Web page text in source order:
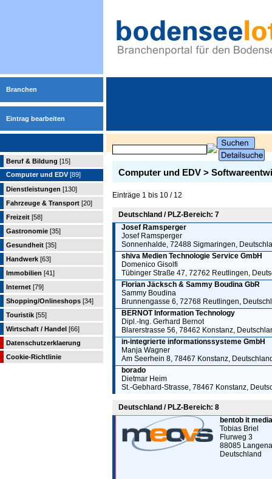
Branchen
Eintrag bearbeiten
Beruf & Bildung [15]
Computer und EDV[89]
Dienstleistungen [130]
Fahrzeuge & Transport [20]
Freizeit [58]
Gastronomie [35]
Gesundheit [35]
Handwerk [63]
Immobilien [41]
Internet [79]
Shopping/Onlineshops [34]
Touristik [55]
Wirtschaft / Handel [66]
Datenschutzerklaerung
Cookie-Richtlinie
Computer und EDV >
Einträge 1 bis 10 / 12
Deutschland / PLZ-Bereich: 7
Josef Ramsperger
Josef Ramsperger
Sonnenhalde, 72488 Sigmaringen,
shiva Medien Technologie Service GmbH
Domenico Gisolfi
Tübinger Straße 47, 72762 Reutlingen,
Florian Jäcksch & Sammy Boudina GbR
Sammy Boudina
Brunnengasse 6, 72768 Reutlingen,
BERNOT Information Technology
Dipl.-Ing. Gerhard Bernot
Blarerstrasse 56, 78462 Konstanz,
in-integrierte informationssysteme GmbH
Manja Wagner
Am Seerhein 8, 78467 Konstanz,
borado
Dietmar Heim
St.-Gebhard-Strasse, 78467 Konstanz,
Deutschland / PLZ-Bereich: 8
bentob it
Tobias Briel
Flurweg 3
88085
Deutschland